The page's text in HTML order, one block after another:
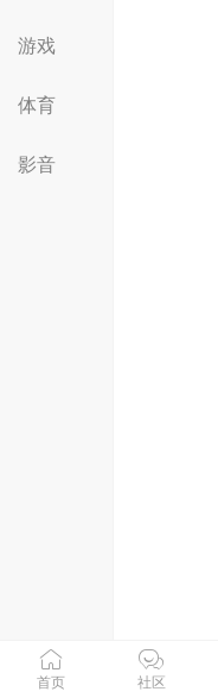
游戏
体育
影音

首页

社区